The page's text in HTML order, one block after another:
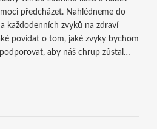
předcházet. Nahlédneme do
každodenních zvyků na zdraví
povídat o tom, jaké zvyky bychom
aby náš chrup zůstal